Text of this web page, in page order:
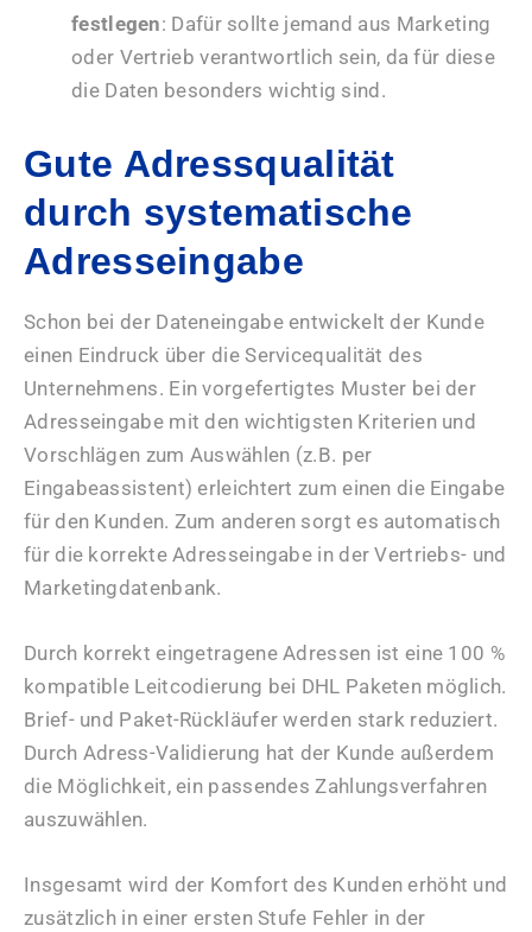
festlegen: Dafür sollte jemand aus Marketing
oder Vertrieb verantwortlich sein, da für diese
die Daten besonders wichtig sind.
Gute Adressqualität
durch systematische
Adresseingabe
Schon bei der Dateneingabe entwickelt der Kunde
einen Eindruck über die Servicequalität des
Unternehmens. Ein vorgefertigtes Muster bei der
Adresseingabe mit den wichtigsten Kriterien und
Vorschlägen zum Auswählen (z.B. per
Eingabeassistent) erleichtert zum einen die Eingabe
für den Kunden. Zum anderen sorgt es automatisch
für die korrekte Adresseingabe in der Vertriebs- und
Marketingdatenbank.
Durch korrekt eingetragene Adressen ist eine 100 %
kompatible Leitcodierung bei DHL Paketen möglich.
Brief- und Paket-Rückläufer werden stark reduziert.
Durch Adress-Validierung hat der Kunde außerdem
die Möglichkeit, ein passendes Zahlungsverfahren
auszuwählen.
Insgesamt wird der Komfort des Kunden erhöht und
zusätzlich in einer ersten Stufe Fehler in der